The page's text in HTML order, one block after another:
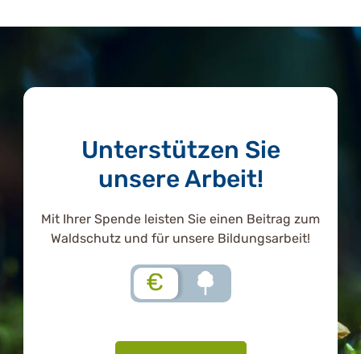
Unterstützen Sie
unsere Arbeit!
Mit Ihrer Spende leisten Sie einen Beitrag zum
Waldschutz und für unsere Bildungsarbeit!
€